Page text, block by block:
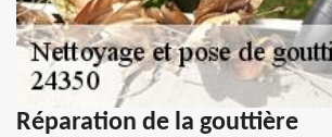
Réparation de la gouttière